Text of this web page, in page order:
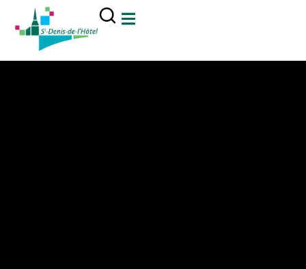
principal